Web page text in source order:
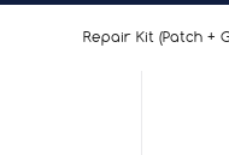
Repair Kit (Patch +